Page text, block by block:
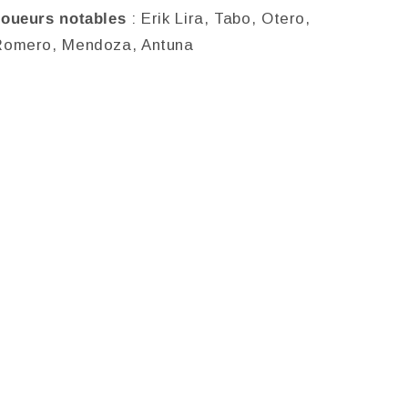
notables : Erik Lira, Tabo, Otero,
Mendoza, Antuna